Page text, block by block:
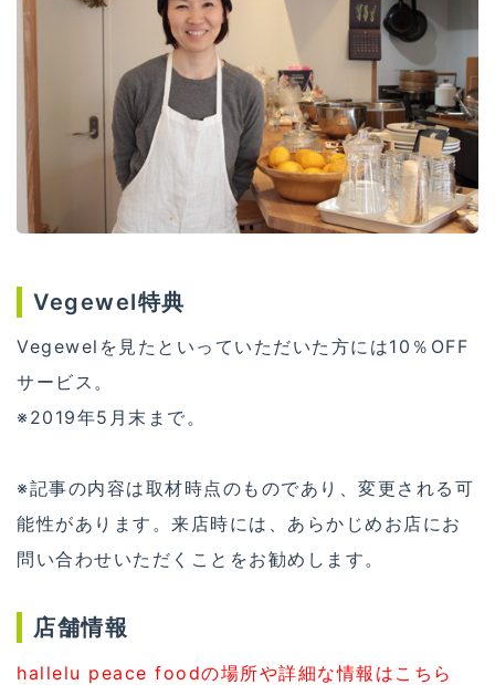
Vegewel特典
Vegewelを見たといっていただいた方には10％OFF
サービス。
※2019年5月末まで。
※記事の内容は取材時点のものであり、変更される可
能性があります。来店時には、あらかじめお店にお
問い合わせいただくことをお勧めします。
店舗情報
hallelu peace foodの場所や詳細な情報はこちら